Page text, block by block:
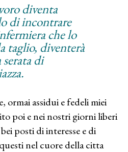
diventa
di incontrare
che lo
taglio, diventerà
di
ormai assidui e fedeli miei
poi e nei nostri giorni liberi
posti di interesse e di
nel cuore della citta